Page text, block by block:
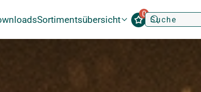
Sortimentsübersicht
0